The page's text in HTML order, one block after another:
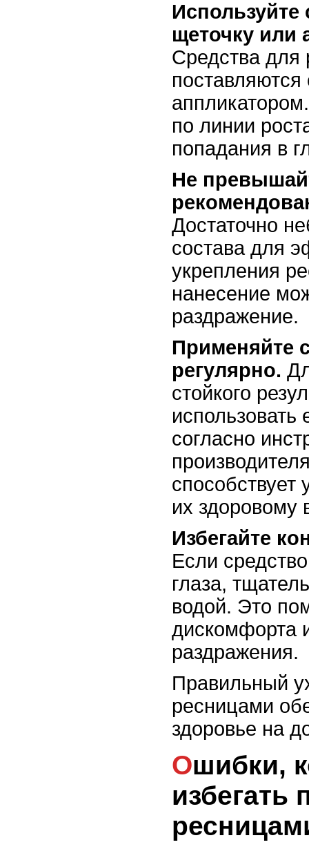
щеточку или
Средства для
по линии
попадания в
Не
Достаточно
состава для
укрепления
нанесение
раздражение.
Применяйте
регулярно.
стойкого
использовать
согласно
их здоровому
Избегайте
Если
глаза,
водой. Это
дискомфорта
раздражения.
Правильный
ресницами
здоровье на
Ошибки, которых стоит
избегать